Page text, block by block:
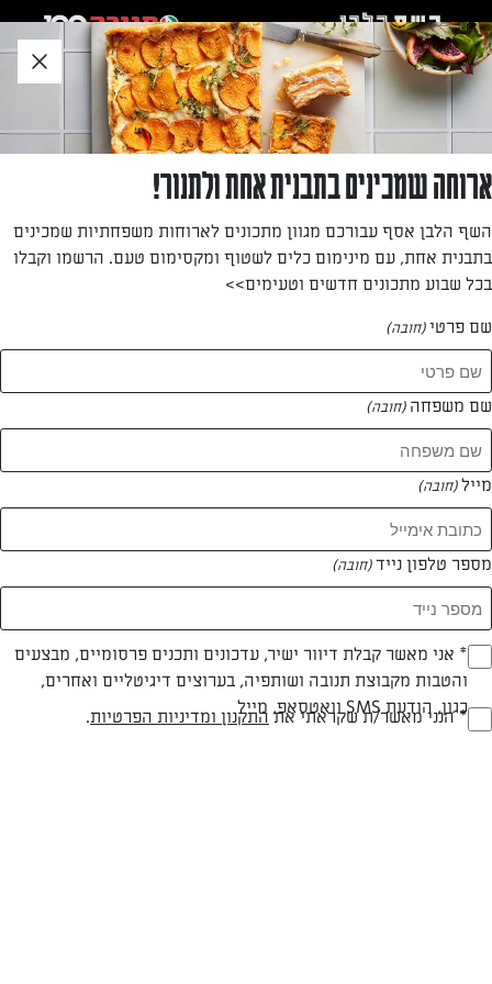
לאזור
תוכן
תחתון
טל אברזל
—
המתכונים של טל אברזל
0 מתכונים
המאמרים של טל אברזל
0 מאמרים
ארוחה שמכינים בתבנית אחת ולתנור!
השף הלבן אסף עבורכם מגוון מתכונים לארוחות משפחתיות שמכינים
בתבנית אחת, עם מינימום כלים לשטוף ומקסימום טעם. הרשמו וקבלו
בכל שבוע מתכונים חדשים וטעימים>>
שם פרטי(חובה)
שם משפחה (חובה)
מייל(חובה)
מספר טלפון נייד(חובה)
(חובה)* אני מאשר קבלת דיוור ישיר, עדכונים ותכנים פרסומיים, מבצעים
והטבות מקבוצת תנובה ושותפיה, בערוצים דיגיטליים ואחרים,
כגון, הודעת SMS וואטסאפ, מייל(חובה)* הנני מאשר/ת שקראתי את התקנון ומדיניות הפרטיות.